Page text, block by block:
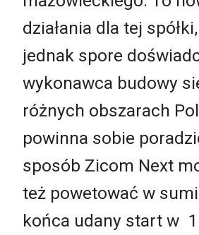
działania dla tej
jednak spore
wykonawca budowy
różnych obszarach
powinna sobie
sposób Zicom Next
też powetować w
końca udany start w